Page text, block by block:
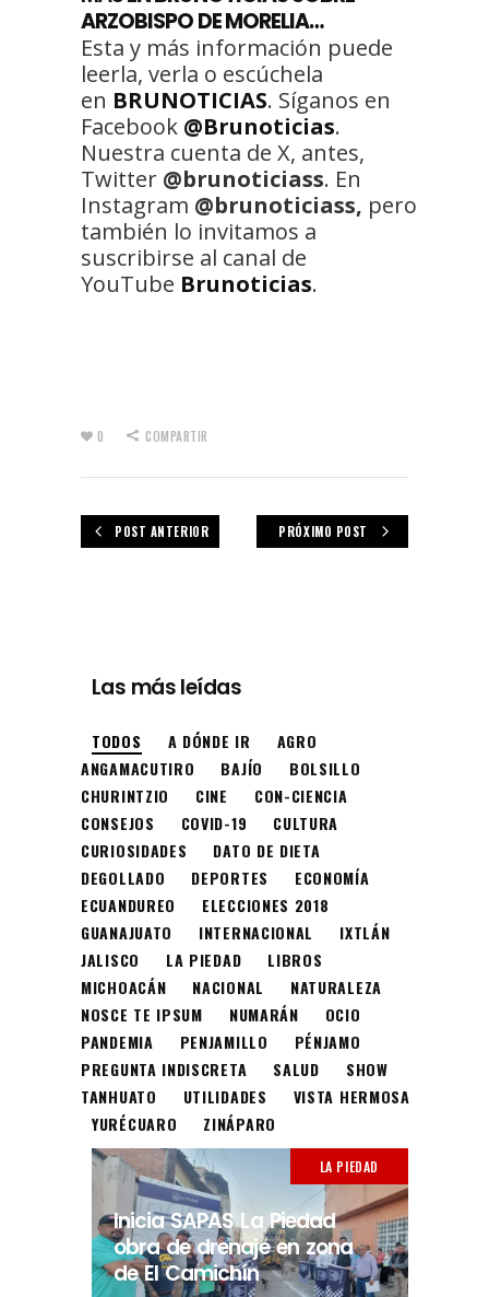
ARZOBISPO DE MORELIA…
Esta y más información puede
leerla, verla o escúchela
en BRUNOTICIAS. Síganos en
Facebook @Brunoticias.
Nuestra cuenta de X, antes,
Twitter @brunoticiass. En
Instagram @brunoticiass, pero
también lo invitamos a
suscribirse al canal de
YouTube Brunoticias.
0 COMPARTIR
POST ANTERIOR PRÓXIMO POST
Las más leídas
TODOS A DÓNDE IR
AGRO
ANGAMACUTIRO
BAJÍO
BOLSILLO
CHURINTZIO
CINE
CON-CIENCIA
CONSEJOS
COVID-19
CULTURA
CURIOSIDADES
DATO DE DIETA
DEGOLLADO
DEPORTES
ECONOMÍA
ECUANDUREO
ELECCIONES 2018
GUANAJUATO
INTERNACIONAL
IXTLÁN
JALISCO
LA PIEDAD
LIBROS
MICHOACÁN
NACIONAL
NATURALEZA
NOSCE TE IPSUM
NUMARÁN
OCIO
PANDEMIA
PENJAMILLO
PÉNJAMO
PREGUNTA INDISCRETA
SALUD
SHOW
TANHUATO
UTILIDADES
VISTA HERMOSA
YURÉCUARO
ZINÁPARO
LA PIEDAD
Inicia SAPAS La Piedad
obra de drenaje en zona
de El Camichín